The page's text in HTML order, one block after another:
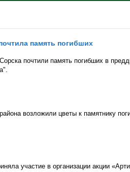
память погибших
почтили память погибших в
возложили цветы к памятнику
участие в организации акции